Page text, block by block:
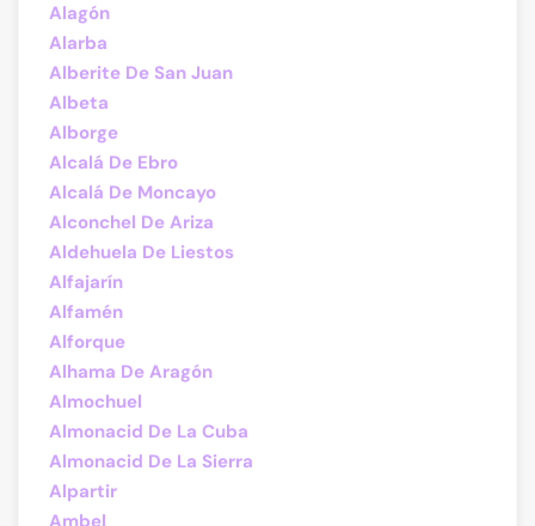
Alagón
Alarba
Alberite De San Juan
Albeta
Alborge
Alcalá De Ebro
Alcalá De Moncayo
Alconchel De Ariza
Aldehuela De Liestos
Alfajarín
Alfamén
Alforque
Alhama De Aragón
Almochuel
Almonacid De La Cuba
Almonacid De La Sierra
Alpartir
Ambel